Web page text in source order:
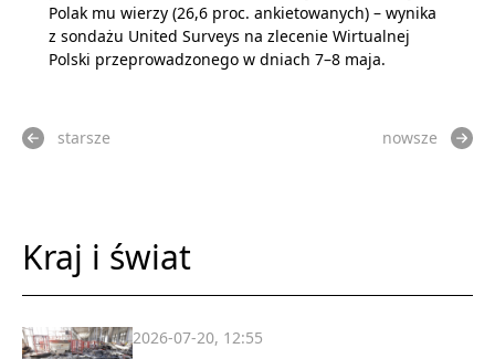
Polak mu wierzy (26,6 proc. ankietowanych) – wynika
z sondażu United Surveys na zlecenie Wirtualnej
Polski przeprowadzonego w dniach 7–8 maja.
starsze nowsze
Kraj i świat
2026-07-20, 12:55